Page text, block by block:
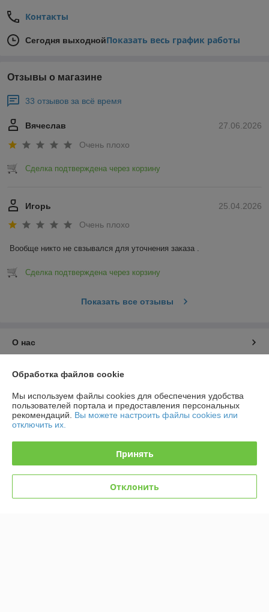
Контакты
Сегодня выходнойПоказать весь график работы
Отзывы о магазине
33 отзывов за всё время
27.06.2026
Вячеслав
Очень плохо
Сделка подтверждена через корзину
25.04.2026
Игорь
Очень плохо
Вообще никто не свзывался для уточнения заказа .
Сделка подтверждена через корзину
Показать все отзывы
О нас
Контакты
Доставка и оплата
График работы
Политика обработки cookies
Обработка файлов cookie
Мы используем файлы cookies для обеспечения удобства
пользователей портала и предоставления персональных
рекомендаций. Вы можете настроить файлы cookies или
отключить их.
Принять
Отклонить